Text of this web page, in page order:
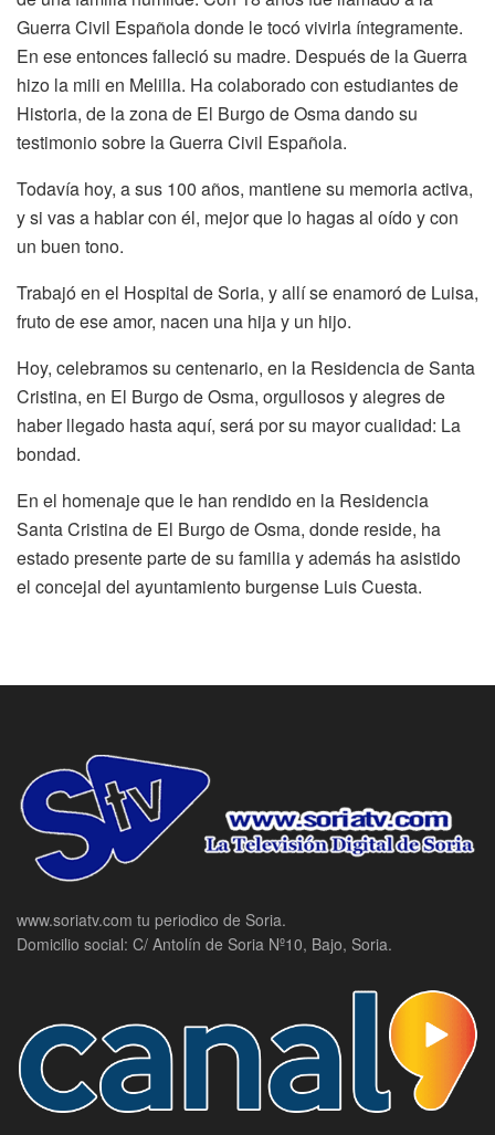
Guerra Civil Española donde le tocó vivirla íntegramente.
En ese entonces falleció su madre. Después de la Guerra
hizo la mili en Melilla. Ha colaborado con estudiantes de
Historia, de la zona de El Burgo de Osma dando su
testimonio sobre la Guerra Civil Española.
Todavía hoy, a sus 100 años, mantiene su memoria activa,
y si vas a hablar con él, mejor que lo hagas al oído y con
un buen tono.
Trabajó en el Hospital de Soria, y allí se enamoró de Luisa,
fruto de ese amor, nacen una hija y un hijo.
Hoy, celebramos su centenario, en la Residencia de Santa
Cristina, en El Burgo de Osma, orgullosos y alegres de
haber llegado hasta aquí, será por su mayor cualidad: La
bondad.
En el homenaje que le han rendido en la Residencia
Santa Cristina de El Burgo de Osma, donde reside, ha
estado presente parte de su familia y además ha asistido
el concejal del ayuntamiento burgense Luis Cuesta.
www.soriatv.com tu periodico de Soria.
Domicilio social: C/ Antolín de Soria Nº10, Bajo, Soria.